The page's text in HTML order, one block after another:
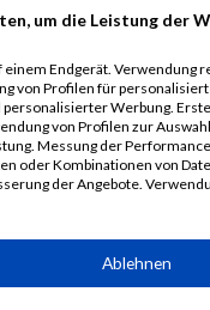
um die Leistung der
Endgerät. Verwendung
von Profilen für
Werbung.
von Profilen zur Auswahl
Messung der
oder Kombinationen von
der Angebote.
für diese
Ablehnen